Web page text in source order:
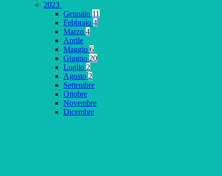
2023
Gennaio 11
Febbraio 4
Marzo 4
Aprile
Maggio 6
Giugno 20
Luglio 2
Agosto 2
Settembre
Ottobre
Novembre
Dicembre